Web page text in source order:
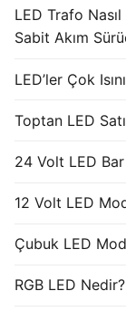
LED Trafo
Sabit Akım
LED’ler Çok
Toptan LED
24 Volt LED
12 Volt LED
Çubuk LED
RGB LED Nedir?